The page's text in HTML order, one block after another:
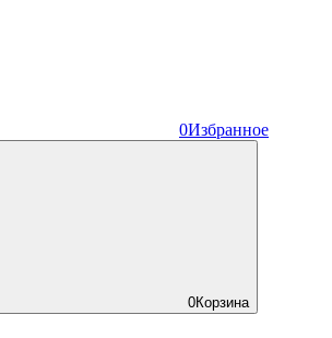
0Избранное
0Корзина